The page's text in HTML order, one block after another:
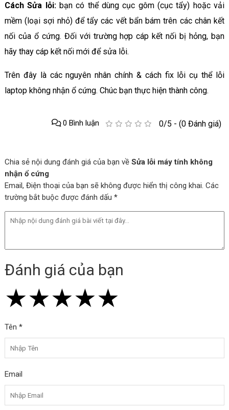
Cách Sửa lỗi: bạn có thể dùng cục gôm (cục tẩy) hoặc vải
mềm (loại sợi nhỏ) để tẩy các vết bẩn bám trên các chân kết
nối của ổ cứng. Đối với trường hợp cáp kết nối bị hỏng, bạn
hãy thay cáp kết nối mới để sửa lỗi.
Trên đây là các nguyên nhân chính & cách fix lỗi cụ thể lỗi
laptop không nhận ổ cứng. Chúc bạn thực hiện thành công.
0/5 - (0 Đánh giá)
0 Bình luận
Chia sẻ nội dung đánh giá của bạn về Sửa lỗi máy tính không
nhận ổ cứng
Email, Điện thoại của bạn sẽ không được hiển thị công khai. Các
trường bắt buộc được đánh dấu *
Đánh giá của bạn
★
★★
★★★
★★★★
★★★★★
Tên *
Email